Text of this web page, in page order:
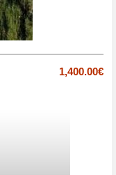
1,400.00€